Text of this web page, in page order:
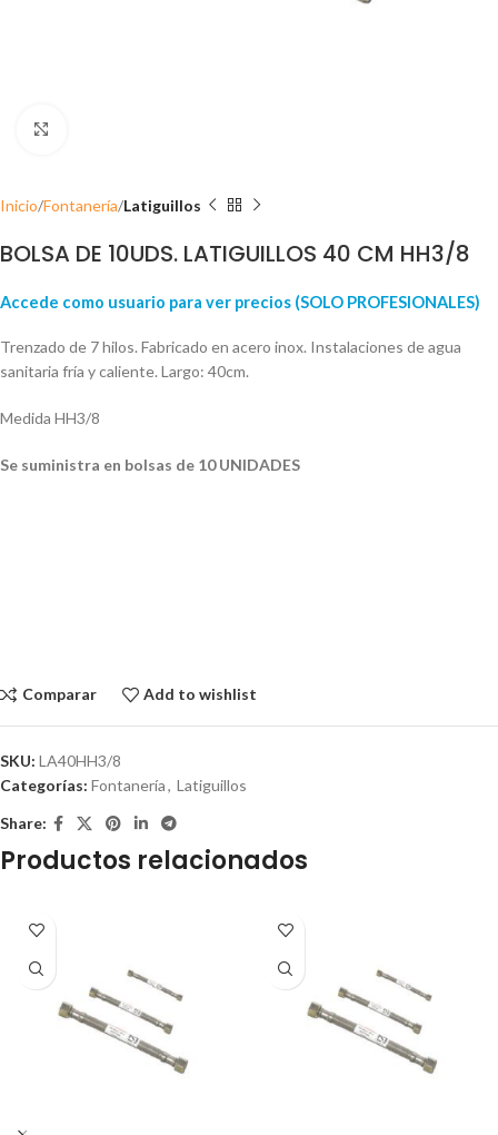
Inicio Fontanería Latiguillos
BOLSA DE 10UDS. LATIGUILLOS 40 CM HH3/8
Accede como usuario para ver precios (SOLO PROFESIONALES)
Trenzado de 7 hilos. Fabricado en acero inox. Instalaciones de agua
sanitaria fría y caliente. Largo: 40cm.
Medida HH3/8
Se suministra en bolsas de 10 UNIDADES
Comparar Add to wishlist
SKU: LA40HH3/8
Categorías: Fontanería, Latiguillos
Share:
Productos relacionados